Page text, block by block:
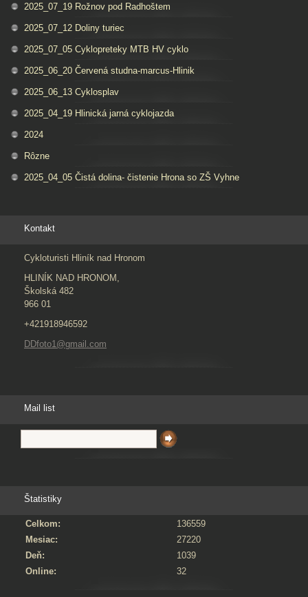
2025_07_19 Rožnov pod Radhoštem
2025_07_12 Doliny turiec
2025_07_05 Cyklopreteky MTB HV cyklo
2025_06_20 Červená studna-marcus-Hlinik
2025_06_13 Cyklosplav
2025_04_19 Hlinická jarná cyklojazda
2024
Rôzne
2025_04_05 Čistá dolina- čistenie Hrona so ZŠ Vyhne
Kontakt
Cykloturisti Hliník nad Hronom
HLINÍK NAD HRONOM,
Školská 482
966 01
+421918946592
DDfoto1@gmail.com
Mail list
Štatistiky
Online: 32
Celkom:
136559
Mesiac:
27220
Deň:
1039